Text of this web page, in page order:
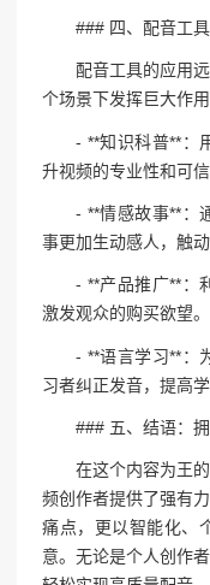
### 四、配音工
配音工具的应用
个场景下发挥巨大作用
- **知识科普**：
升视频的专业性和可信
- **情感故事**：
事更加生动感人，触动
- **产品推广**：
激发观众的购买欲望。
- **语言学习**：
习者纠正发音，提高学
### 五、结语：
在这个内容为王
频创作者提供了强有
痛点，更以智能化、
意。无论是个人创作